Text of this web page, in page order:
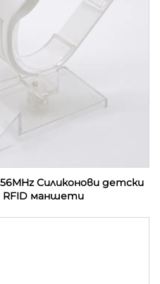
Силиконови детски
RFID маншети